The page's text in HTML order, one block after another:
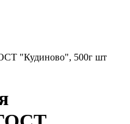
"Кудиново", 500г шт